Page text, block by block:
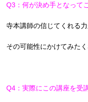
Q3：何が決め手となって
寺本講師の信じてくれる力
その可能性にかけてみたく
Q4：実際にこの講座を受